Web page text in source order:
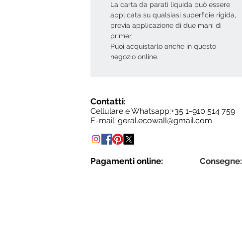
La carta da parati liquida può essere
applicata su qualsiasi superficie rigida,
previa applicazione di due mani di
primer.
Puoi acquistarlo anche in questo
negozio online.
Contatti:
Cellulare e Whatsapp:+35 1-910 514 759
E-mail: geral.ecowall@gmail.com
Pagamenti online: Consegne: